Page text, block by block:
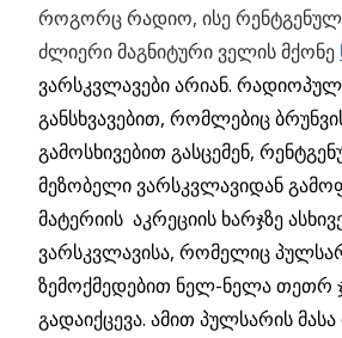
როგორც რადიო, ისე
ძლიერი მაგნიტური ველის მქონე
ვარსკვლავები არიან.
განსხვავებით, რომლებიც
გამოსხივებით გასცემენ,
მეზობელი ვარსკვლავიდან
მატერიის აკრეციის ხარჯზე
ვარსკვლავისა, რომელიც
ზემოქმედებით ნელ-ნელა თეთრ
გადაიქცევა. ამით პულსარის